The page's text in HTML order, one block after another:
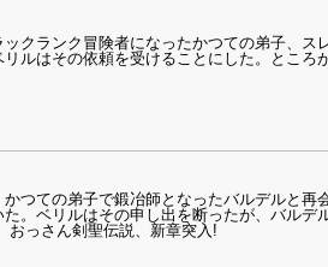
クランク冒険者になったかつての弟子、ス
ルはその依頼を受けることにした。ところ
つての弟子で鍛冶師となったバルデルと再
。ベリルはその申し出を断ったが、バルデ
っさん剣聖伝説、新章突入!